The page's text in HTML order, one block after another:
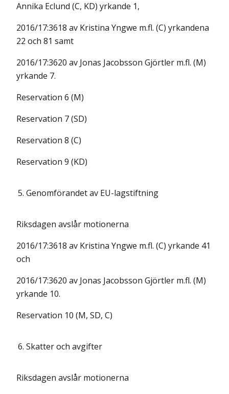
Annika Eclund (C, KD) yrkande 1,
2016/17:3618 av Kristina Yngwe m.fl. (C) yrkandena
22 och 81 samt
2016/17:3620 av Jonas Jacobsson Gjörtler m.fl. (M)
yrkande 7.
Reservation 6 (M)
Reservation 7 (SD)
Reservation 8 (C)
Reservation 9 (KD)
5. Genomförandet av EU-lagstiftning
Riksdagen avslår motionerna
2016/17:3618 av Kristina Yngwe m.fl. (C) yrkande 41
och
2016/17:3620 av Jonas Jacobsson Gjörtler m.fl. (M)
yrkande 10.
Reservation 10 (M, SD, C)
6. Skatter och avgifter
Riksdagen avslår motionerna